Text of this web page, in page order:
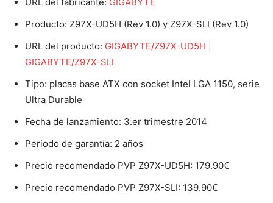
Producto: Z97X-UD5H (Rev 1.0) y Z97X-SLI (Rev 1.0)
URL del producto: GIGABYTE/Z97X-UD5H
GIGABYTE/Z97X-SLI
Tipo: placas base ATX con socket Intel LGA 1150, serie
Ultra Durable
Fecha de lanzamiento: 3.er trimestre 2014
Periodo de garantía: 2 años
Precio recomendado PVP Z97X-UD5H: 179.90€
Precio recomendado PVP Z97X-SLI: 139.90€